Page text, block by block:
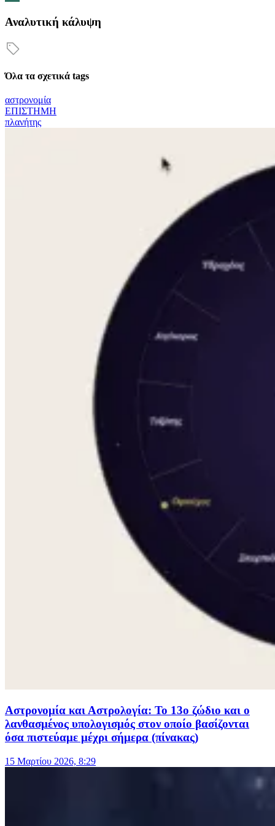
Αναλυτική κάλυψη
Όλα τα σχετικά tags
αστρονομία
ΕΠΙΣΤΗΜΗ
πλανήτης
Αστρονομία και Αστρολογία: Το 13ο ζώδιο και ο
λανθασμένος υπολογισμός στον οποίο βασίζονται
όσα πιστεύαμε μέχρι σήμερα (πίνακας)
15 Μαρτίου 2026, 8:29